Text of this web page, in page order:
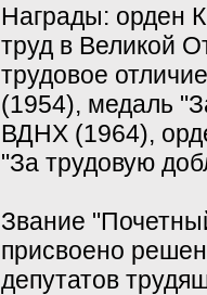
Награды: орден
труд в Великой
трудовое
(1954), медаль
ВДНХ (1964),
"За трудовую
Звание
присвоено
депутатов